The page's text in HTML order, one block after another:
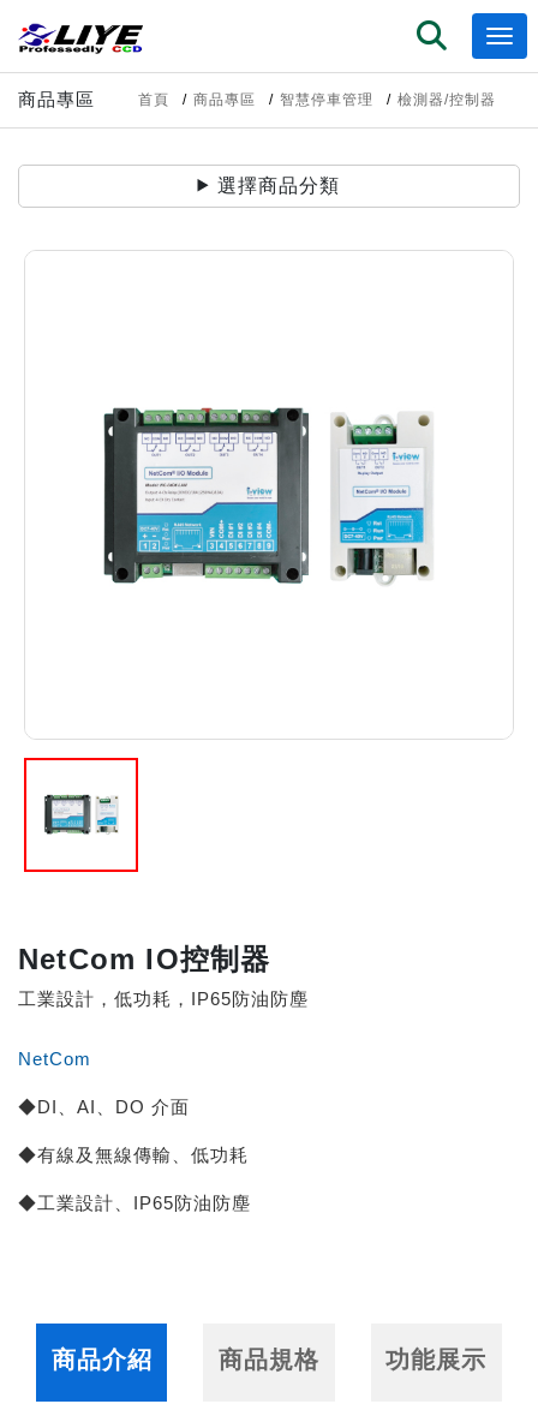
商品專區 首頁 商品專區 智慧停車管理 檢測器/控制器
選擇商品分類
NetCom IO控制器
工業設計，低功耗，IP65防油防塵
NetCom
◆DI、AI、DO 介面
◆有線及無線傳輸、低功耗
◆工業設計、IP65防油防塵
商品介紹 商品規格 功能展示